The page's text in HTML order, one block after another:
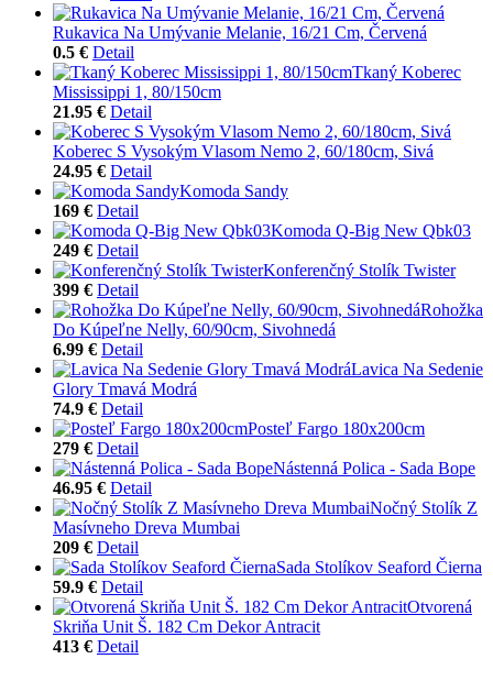
Rukavica Na Umývanie Melanie, 16/21 Cm, Červená
0.5 € Detail
Tkaný Koberec
Mississippi 1, 80/150cm
21.95 € Detail
Koberec S Vysokým Vlasom Nemo 2, 60/180cm, Sivá
24.95 € Detail
Komoda Sandy
169 € Detail
Komoda Q-Big New Qbk03
249 € Detail
Konferenčný Stolík Twister
399 € Detail
Rohožka
Do Kúpeľne Nelly, 60/90cm, Sivohnedá
6.99 € Detail
Lavica Na Sedenie
Glory Tmavá Modrá
74.9 € Detail
Posteľ Fargo 180x200cm
279 € Detail
Nástenná Polica - Sada Bope
46.95 € Detail
Nočný Stolík Z
Masívneho Dreva Mumbai
209 € Detail
Sada Stolíkov Seaford Čierna
59.9 € Detail
Otvorená
Skriňa Unit Š. 182 Cm Dekor Antracit
413 € Detail